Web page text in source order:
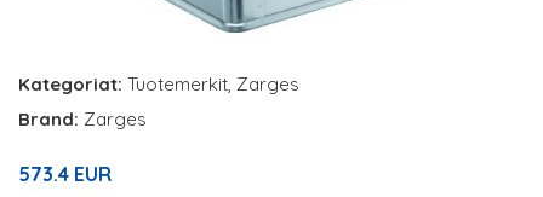
Kategoriat: Tuotemerkit, Zarges
Brand: Zarges
573.4 EUR